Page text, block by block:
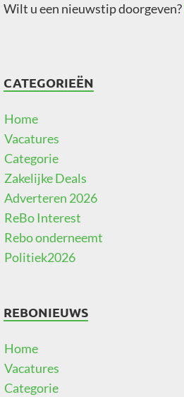
Wilt u een nieuwstip doorgeven?
CATEGORIEËN
Home
Vacatures
Categorie
Zakelijke Deals
Adverteren 2026
ReBo Interest
Rebo onderneemt
Politiek2026
REBONIEUWS
Home
Vacatures
Categorie